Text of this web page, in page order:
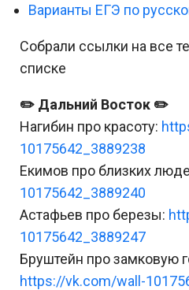
Варианты ЕГЭ по
Собрали ссылки на все
списке
✏️ Дальний Восток ✏️
Нагибин про красоту:
10175642_3889238
Екимов про близких
10175642_3889240
Астафьев про березы:
10175642_3889247
Бруштейн про замковую
https://vk.com/wall-